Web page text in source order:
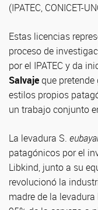
(IPATEC, CONICET-
Estas licencias
proceso de
por el IPATEC y da
Salvajeque pretende
estilos propios
un trabajo conjunto
La levadura S.
patagónicos por el
Libkind, junto a su
revolucionó la
madre de la